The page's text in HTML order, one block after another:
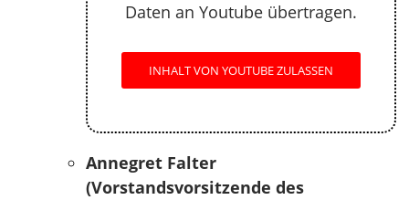
Daten an Youtube übertragen.
INHALT VON YOUTUBE ZULASSEN
Annegret Falter
(Vorstandsvorsitzende des